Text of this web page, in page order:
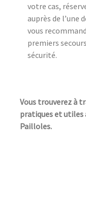
votre cas,
auprès de l’une
vous
premiers
sécurité.
Vous trouverez à
pratiques et utiles
Pailloles.